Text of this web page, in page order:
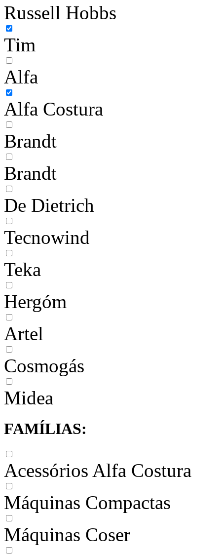
Russell Hobbs
Tim
Alfa
Alfa Costura
Brandt
Brandt
De Dietrich
Tecnowind
Teka
Hergóm
Artel
Cosmogás
Midea
FAMÍLIAS:
Acessórios Alfa Costura
Máquinas Compactas
Máquinas Coser